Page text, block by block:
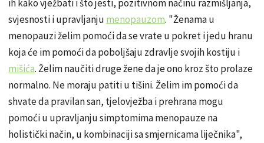
ih kako vježbati i što jesti, pozitivnom načinu razmišljanja,
svjesnosti i upravljanju menopauzom. "Ženama u
menopauzi želim pomoći da se vrate u pokret i jedu hranu
koja će im pomoći da poboljšaju zdravlje svojih kostiju i
mišića. Želim naučiti druge žene da je ono kroz što prolaze
normalno. Ne moraju patiti u tišini. Želim im pomoći da
shvate da pravilan san, tjelovježba i prehrana mogu
pomoći u upravljanju simptomima menopauze na
holistički način, u kombinaciji sa smjernicama liječnika",